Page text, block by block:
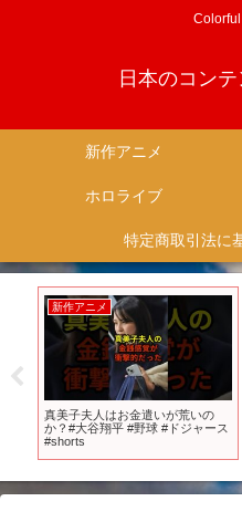
日本のコン
新作アニメ
ホロライブ
新作アニメ
真美子夫人はお金遣いが荒いの
か？#大谷翔平 #野球 #ドジャース
#shorts